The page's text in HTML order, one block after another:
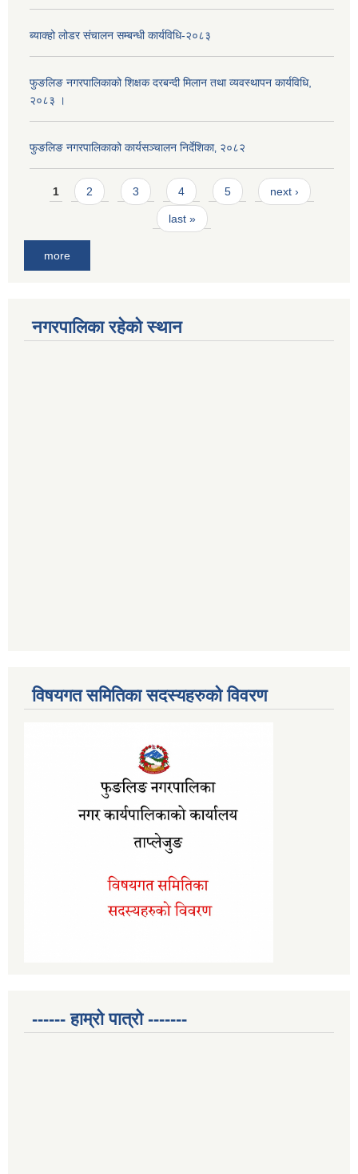
ब्याक्हो लोडर संचालन सम्बन्धी कार्यविधि-२०८३
फुङलिङ नगरपालिकाको शिक्षक दरबन्दी मिलान तथा व्यवस्थापन कार्यविधि,
२०८३ ।
फुङलिङ नगरपालिकाको कार्यसञ्चालन निर्देशिका‚ २०८२
Pages
1 2 3 4 5 next ›
last »
more
नगरपालिका रहेको स्थान
विषयगत समितिका सदस्यहरुको विवरण
------ हाम्रो पात्रो -------